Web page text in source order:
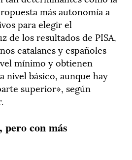
más autonomía a
para elegir el
de los resultados de PISA,
catalanes y españoles
mínimo y obtienen
nivel básico, aunque hay
superior», según
con más